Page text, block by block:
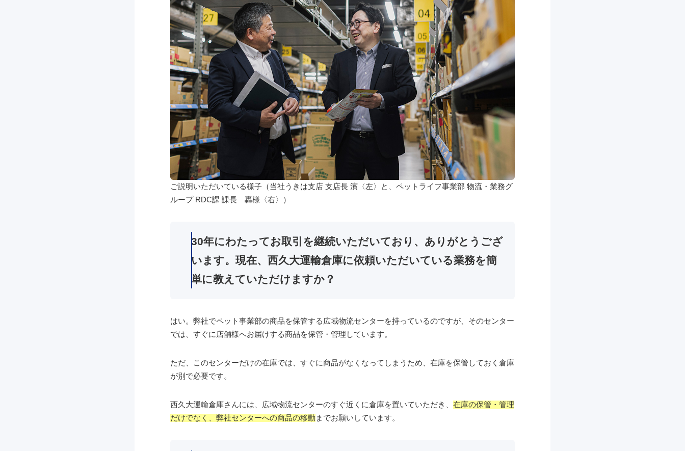
ご説明いただいている様子（当社うきは支店 支店長 濱〈左〉と、ペットライフ事業部 物流・業務グ
ループ RDC課 課長 轟様〈右〉）
30年にわたってお取引を継続いただいており、ありがとうござ
います。現在、西久大運輸倉庫に依頼いただいている業務を簡
単に教えていただけますか？
はい。弊社でペット事業部の商品を保管する広域物流センターを持っているのですが、そのセンター
では、すぐに店舗様へお届けする商品を保管・管理しています。
ただ、このセンターだけの在庫では、すぐに商品がなくなってしまうため、在庫を保管しておく倉庫
が別で必要です。
西久大運輸倉庫さんには、広域物流センターのすぐ近くに倉庫を置いていただき、 在庫の保管・管理
だけでなく、弊社センターへの商品の移動 までお願いしています。